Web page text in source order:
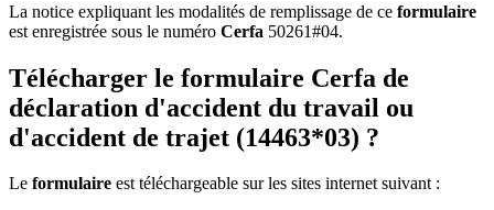
La notice expliquant les modalités de remplissage de ce formulaire
est enregistrée sous le numéro Cerfa 50261#04.
Télécharger le formulaire Cerfa de
déclaration d'accident du travail ou
d'accident de trajet (14463*03) ?
Le formulaire est téléchargeable sur les sites internet suivant :